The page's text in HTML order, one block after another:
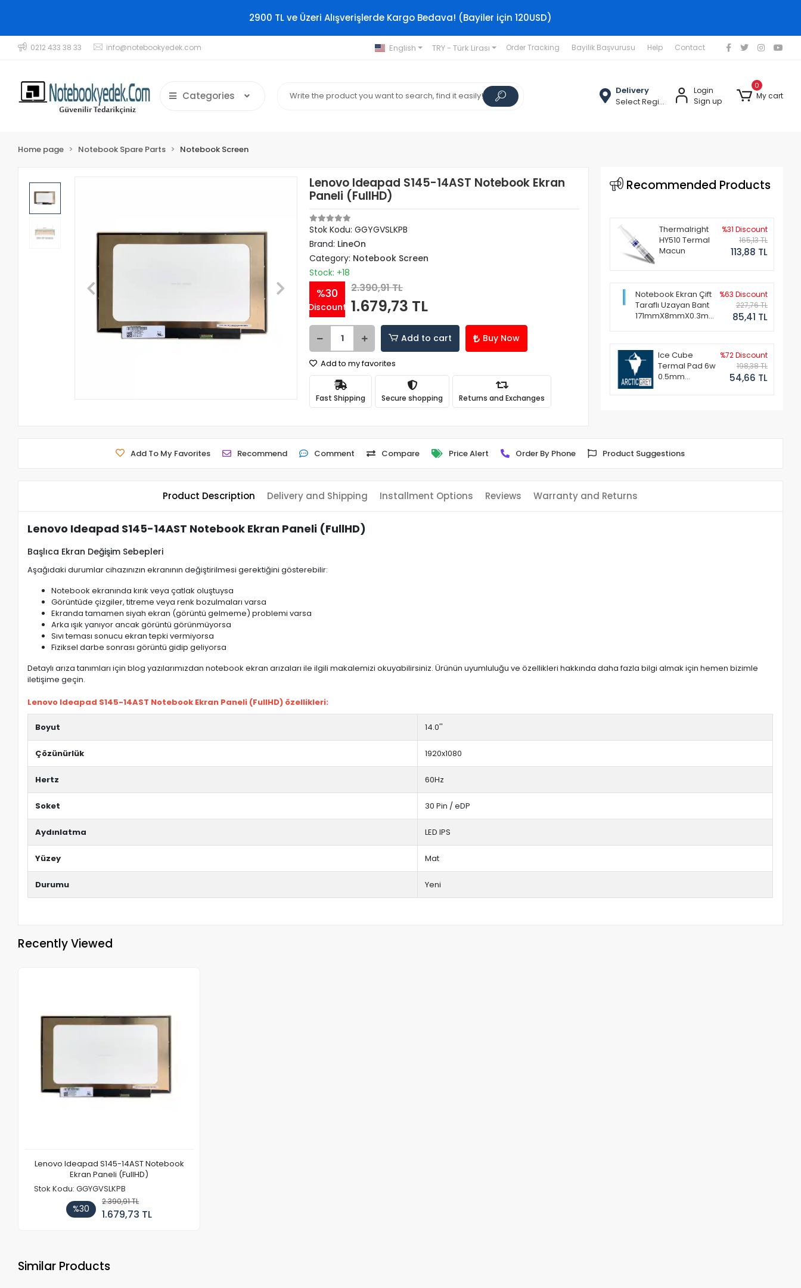
2900 TL ve Üzeri Alışverişlerde Kargo Bedava! (Bayiler için 120USD)
0212 433 38 33 info@notebookyedek.com English TRY - Türk Lirası Order Tracking Bayilik Başvurusu Help Contact
Categories
Delivery
Select Region
Login
Sign up
0
My cart
Home page Notebook Spare Parts Notebook Screen
Lenovo Ideapad S145-14AST Notebook Ekran
Paneli (FullHD)
Stok Kodu: GGYGVSLKPB
Brand: LineOn
Category: Notebook Screen
Stock: +18
%30
Discount
2.390,91 TL
1.679,73 TL
Add to cart Buy Now
Add to my favorites
Fast Shipping Secure shopping Returns and Exchanges
Recommended Products
Thermalright
HY510 Termal
Macun
%31 Discount
165,13 TL
113,88 TL
Notebook Ekran Çift
Taraflı Uzayan Bant
171mmX8mmX0.3mm
%63 Discount
227,76 TL
85,41 TL
Ice Cube
Termal Pad 6w
0.5mm
%72 Discount
198,38 TL
54,66 TL
Add To My Favorites Recommend Comment Compare Price Alert Order By Phone Product Suggestions
Product Description Delivery and Shipping Installment Options Reviews Warranty and Returns
Lenovo Ideapad S145-14AST Notebook Ekran Paneli (FullHD)
Başlıca Ekran Değişim Sebepleri
Aşağıdaki durumlar cihazınızın ekranının değiştirilmesi gerektiğini gösterebilir:
Notebook ekranında kırık veya çatlak oluştuysa
Görüntüde çizgiler, titreme veya renk bozulmaları varsa
Ekranda tamamen siyah ekran (görüntü gelmeme) problemi varsa
Arka ışık yanıyor ancak görüntü görünmüyorsa
Sıvı teması sonucu ekran tepki vermiyorsa
Fiziksel darbe sonrası görüntü gidip geliyorsa
Detaylı arıza tanımları için blog yazılarımızdan notebook ekran arızaları ile ilgili makalemizi okuyabilirsiniz. Ürünün uyumluluğu ve özellikleri hakkında daha fazla bilgi almak için hemen bizimle
iletişime geçin.
Lenovo Ideapad S145-14AST Notebook Ekran Paneli (FullHD) özellikleri:
Boyut 14.0''
Çözünürlük 1920x1080
Hertz 60Hz
Soket 30 Pin / eDP
Aydınlatma LED IPS
Yüzey Mat
Durumu Yeni
Recently Viewed
Lenovo Ideapad S145-14AST Notebook
Ekran Paneli (FullHD)
Stok Kodu: GGYGVSLKPB
%30
2.390,91 TL
1.679,73 TL
Similar Products